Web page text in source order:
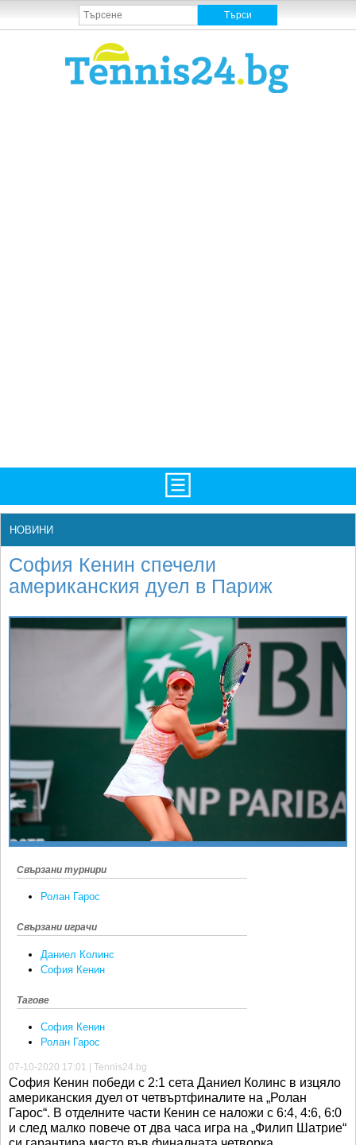
НОВИНИ
БГ
WTA
БЛОГ
ВИДЕО
ЖЪЛТО
Фотогалерии
Рекорди/Статистика
Екипировка
Други
Любители
НОВИНИ
София Кенин спечели
американския дуел в Париж
Свързани турнири
Ролан Гарос
Свързани играчи
Даниел Колинс
София Кенин
Тагове
София Кенин
Ролан Гарос
07-10-2020 17:01 | Tennis24.bg
София Кенин победи с 2:1 сета Даниел Колинс в изцяло
американския дуел от четвъртфиналите на „Ролан
Гарос“. В отделните части Кенин се наложи с 6:4, 4:6, 6:0
и след малко повече от два часа игра на „Филип Шатрие“